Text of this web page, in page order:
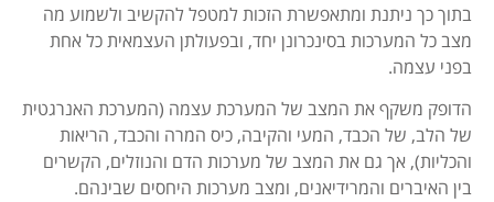
בתוך כך ניתנת ומתאפשרת הזכות למטפל להקשיב ולשמוע מה
מצב כל המערכות בסינכרונן יחד, ובפעולתן העצמאית כל אחת
בפני עצמה.
הדופק משקף את המצב של המערכת עצמה (המערכת האנרגטית
של הלב, של הכבד, המעי והקיבה, כיס המרה והכבד, הריאות
והכליות), אך גם את המצב של מערכות הדם והנוזלים, הקשרים
בין האיברים והמרידיאנים, ומצב מערכות היחסים שבינהם.